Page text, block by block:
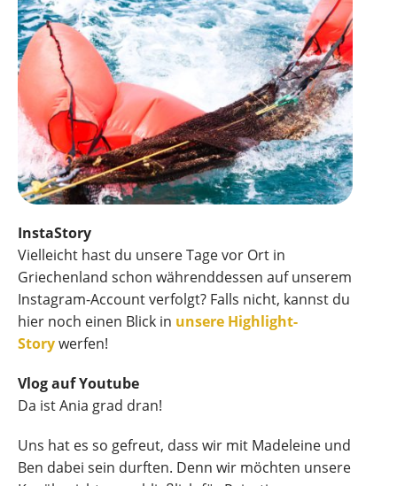
InstaStory
Vielleicht hast du unsere Tage vor Ort in
Griechenland schon währenddessen auf unserem
Instagram-Account verfolgt? Falls nicht, kannst du
hier noch einen Blick in unsere Highlight-
Storywerfen!
Vlog auf Youtube
Da ist Ania grad dran!
Uns hat es so gefreut, dass wir mit Madeleine und
Ben dabei sein durften. Denn wir möchten unsere